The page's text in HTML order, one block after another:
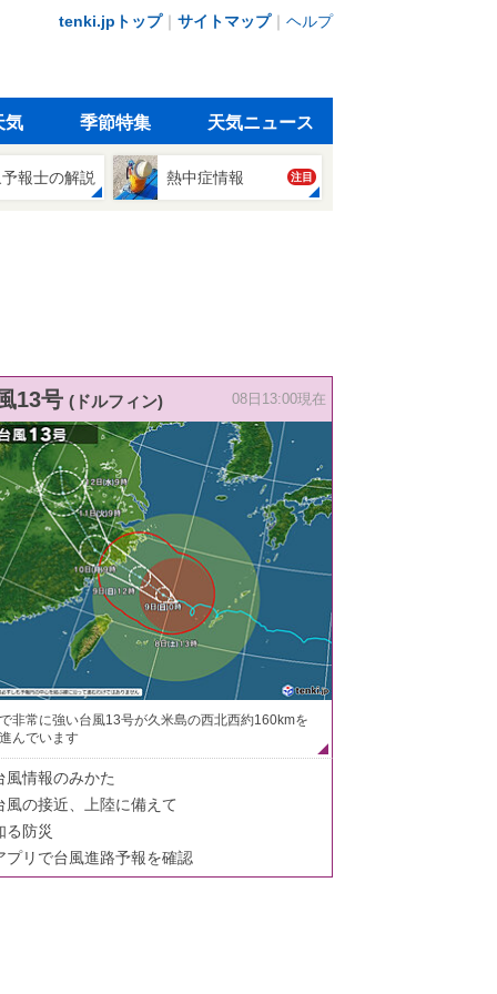
tenki.jpトップ｜ サイトマップ｜ ヘルプ
気 季節特集 天気ニュース
報士の解説 熱中症情報 注目
13号 (ドルフィン) 08日13:00現在
非常に強い台風13号が久米島の西北西約160kmを
んでいます
風情報のみかた
風の接近、上陸に備えて
る防災
プリで台風進路予報を確認